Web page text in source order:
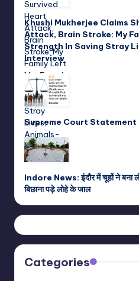
Khushi Mukherjee Claims
Attack, Brain Stroke: My
Strength In Saving Stray
Interview
Supreme Court Statement
Indore News: इंदौर में चूहों ने बना ली
बिछाना पड़े लोहे के जाल
Categories